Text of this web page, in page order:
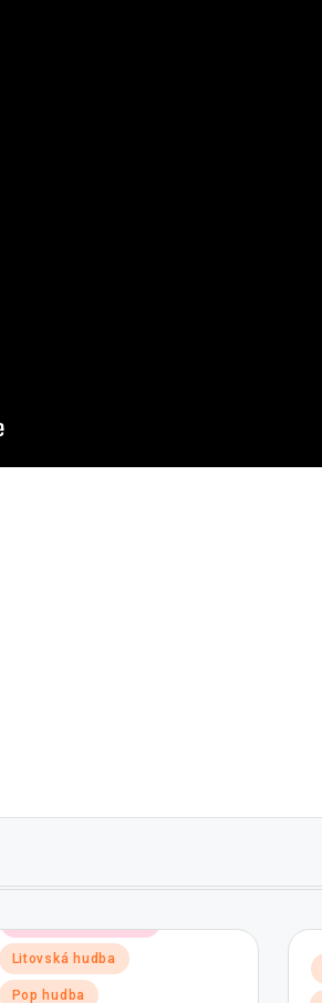
in
Litovská hudba
Pop hudba
in